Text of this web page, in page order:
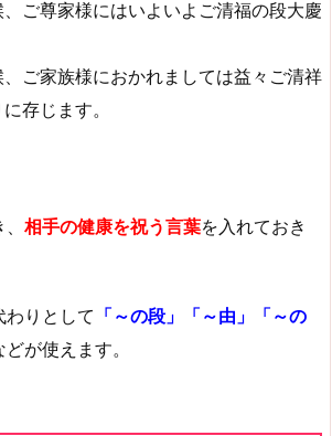
ご尊家様にはいよいよご清福の段大慶
ご家族様におかれましては益々ご清祥
存じます。
相手の健康を祝う言葉を入れておき
わりとして 「～の段」「～由」「～の
どが使えます。